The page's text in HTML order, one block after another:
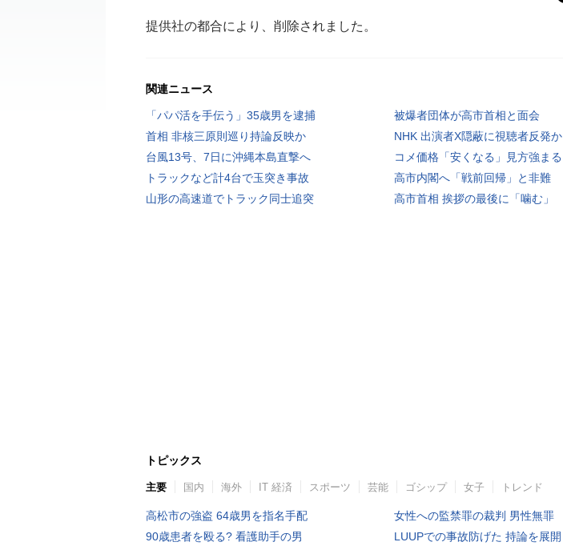
提供社の都合により、削除されました。
関連ニュース
「パパ活を手伝う」35歳男を逮捕
被爆者団体が高市首相と面会
首相 非核三原則巡り持論反映か
NHK 出演者X隠蔽に視聴者反発か
台風13号、7日に沖縄本島直撃へ
コメ価格「安くなる」見方強まる
トラックなど計4台で玉突き事故
高市内閣へ「戦前回帰」と非難
山形の高速道でトラック同士追突
高市首相 挨拶の最後に「噛む」
トピックス
主要 国内 海外 IT 経済 スポーツ 芸能 ゴシップ 女子 トレンド
高松市の強盗 64歳男を指名手配
90歳患者を殴る? 看護助手の男
女性への監禁罪の裁判 男性無罪
LUUPでの事故防げた 持論を展開